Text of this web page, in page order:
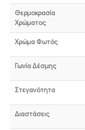
Θερμοκρασία
Χρώματος
Χρώμα Φωτός
Γωνία Δέσμης
Στεγανότητα
Διαστάσεις